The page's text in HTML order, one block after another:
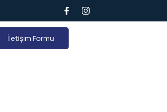
İletişim Formu